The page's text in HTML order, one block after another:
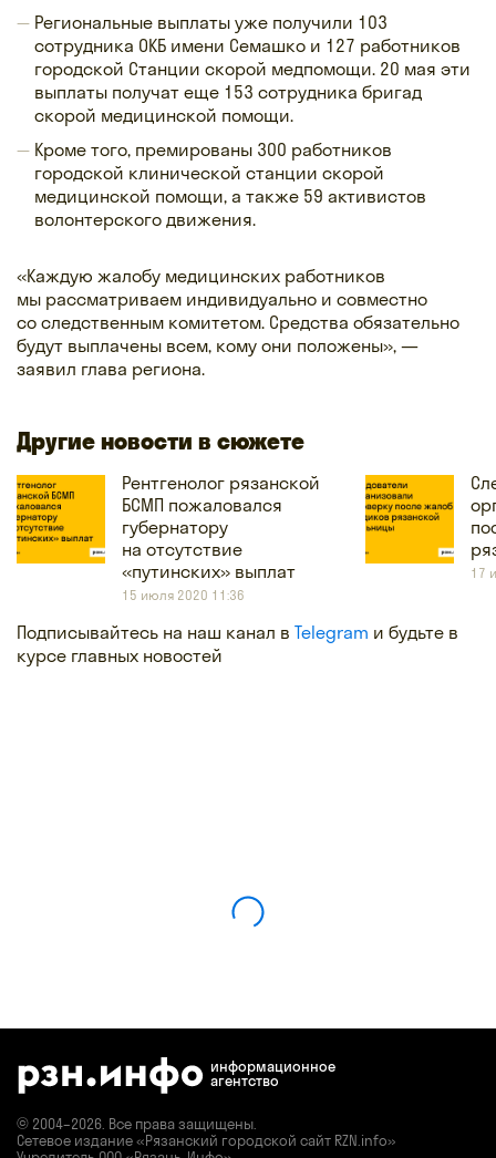
Региональные выплаты уже получили 103
сотрудника ОКБ имени Семашко и 127 работников
городской Станции скорой медпомощи. 20 мая эти
выплаты получат еще 153 сотрудника бригад
скорой медицинской помощи.
Кроме того, премированы 300 работников
городской клинической станции скорой
медицинской помощи, а также 59 активистов
волонтерского движения.
«Каждую жалобу медицинских работников
мы рассматриваем индивидуально и совместно
со следственным комитетом. Средства обязательно
будут выплачены всем, кому они положены», —
заявил глава региона.
Другие новости в сюжете
Рентгенолог рязанской
БСМП пожаловался
губернатору
на отсутствие
«путинских» выплат
15 июля 2020 11:36
17
Подписывайтесь на наш канал в Telegram и будьте в
курсе главных новостей
информационное
агентство
© 2004–2026. Все права защищены.
Сетевое издание «Рязанский городской сайт RZN.info»